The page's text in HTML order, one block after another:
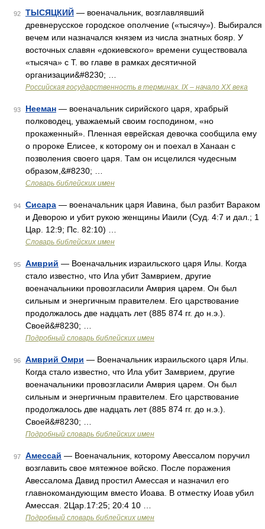
92 ТЫСЯЦКИЙ — военачальник, возглавлявший
древнерусское городское ополчение («тысячу»). Выбирался
вечем или назначался князем из числа знатных бояр. У
восточных славян «докиевского» времени существовала
«тысяча» с Т. во главе в рамках десятичной
организации&#8230; …
Российская государственность в терминах. IX – начало XX века
93 Нееман — военачальник сирийского царя, храбрый
полководец, уважаемый своим господином, «но
прокаженный». Пленная еврейская девочка сообщила ему
о пророке Елисее, к которому он и поехал в Ханаан с
позволения своего царя. Там он исцелился чудесным
образом,&#8230; …
Словарь библейских имен
94 Сисара — военачальник царя Иавина, был разбит Вараком
и Деворою и убит рукою женщины Иаили (Суд. 4:7 и дал.; 1
Цар. 12:9; Пс. 82:10) …
Словарь библейских имен
95 Амврий — Военачальник израильского царя Илы. Когда
стало известно, что Ила убит Замврием, другие
военачальники провозгласили Амврия царем. Он был
сильным и энергичным правителем. Его царствование
продолжалось две надцать лет (885 874 гг. до н.э.).
Своей&#8230; …
Подробный словарь библейских имен
96 Амврий Омри — Военачальник израильского царя Илы.
Когда стало известно, что Ила убит Замврием, другие
военачальники провозгласили Амврия царем. Он был
сильным и энергичным правителем. Его царствование
продолжалось две надцать лет (885 874 гг. до н.э.).
Своей&#8230; …
Подробный словарь библейских имен
97 Амессай — Военачальник, которому Авессалом поручил
возглавить свое мятежное войско. После поражения
Авессалома Давид простил Амессая и назначил его
главнокомандующим вместо Иоава. В отместку Иоав убил
Амессая. 2Цар.17:25; 20:4 10 …
Подробный словарь библейских имен